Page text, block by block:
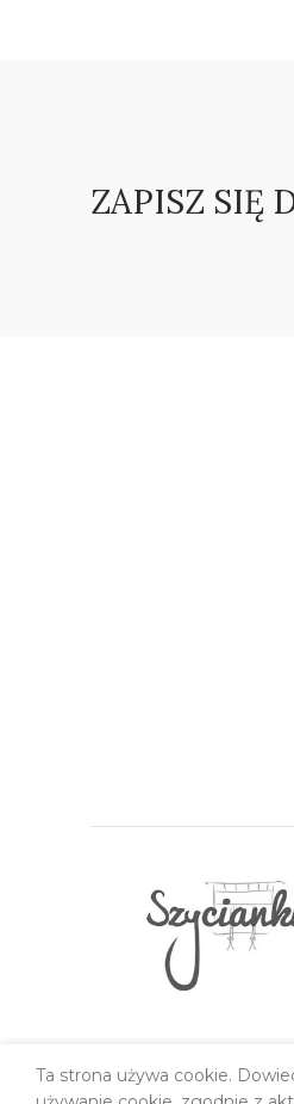
ZAPISZ SIĘ
Ta strona używa cookie.